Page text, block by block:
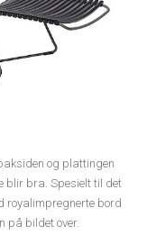
og plattingen
blir bra. Spesielt til det
royalimpregnerte bord
på bildet over.